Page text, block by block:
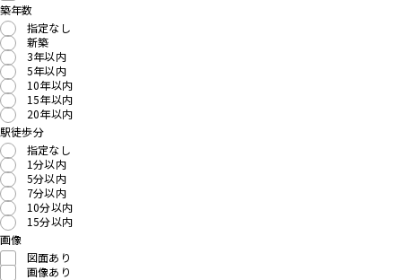
築年数
指定なし
新築
3年以内
5年以内
10年以内
15年以内
20年以内
駅徒歩分
指定なし
1分以内
5分以内
7分以内
10分以内
15分以内
画像
図面あり
画像あり